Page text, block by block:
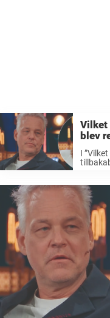
Vilket
blev
I